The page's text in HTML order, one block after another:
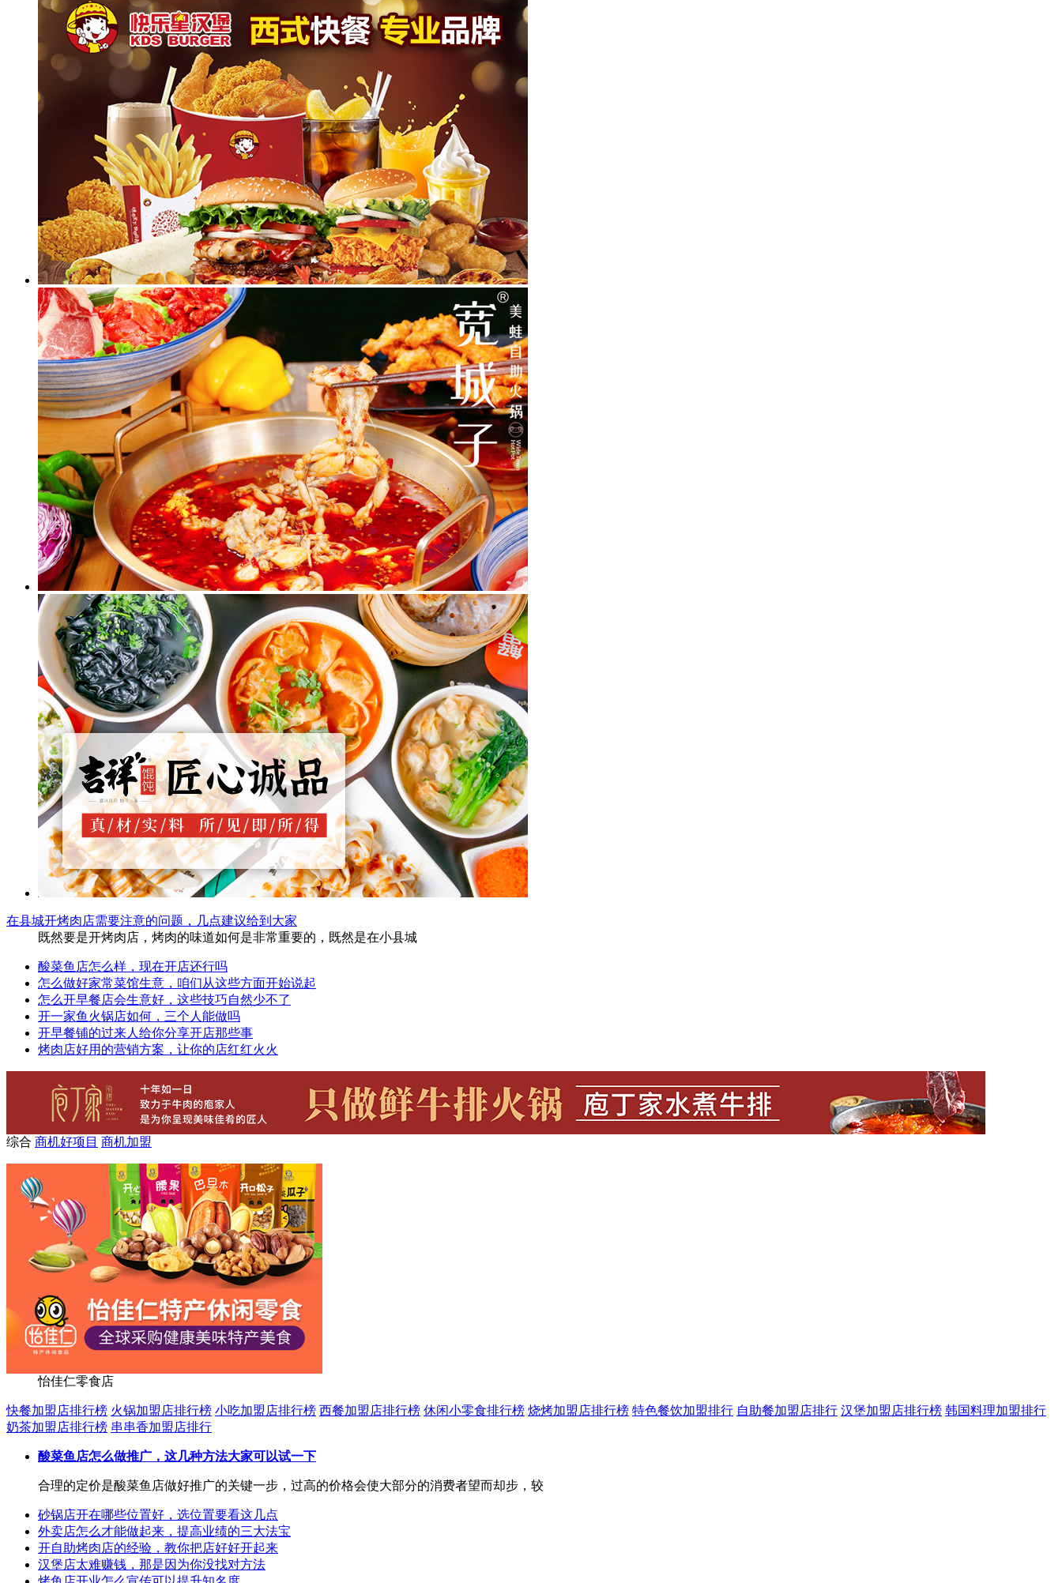
在县城开烤肉店需要注意的问题，几点建议给到大家
既然要是开烤肉店，烤肉的味道如何是非常重要的，既然是在小县城
酸菜鱼店怎么样，现在开店还行吗
怎么做好家常菜馆生意，咱们从这些方面开始说起
怎么开早餐店会生意好，这些技巧自然少不了
开一家鱼火锅店如何，三个人能做吗
开早餐铺的过来人给你分享开店那些事
烤肉店好用的营销方案，让你的店红红火火
综合 商机好项目 商机加盟
怡佳仁零食店
快餐加盟店排行榜 火锅加盟店排行榜 小吃加盟店排行榜 西餐加盟店排行榜 休闲小零食排行榜 烧烤加盟店排行榜 特色餐饮加盟排行 自助餐加盟店排行 汉堡加盟店排行榜 韩国料理加盟排行
奶茶加盟店排行榜 串串香加盟店排行
酸菜鱼店怎么做推广，这几种方法大家可以试一下
合理的定价是酸菜鱼店做好推广的关键一步，过高的价格会使大部分的消费者望而却步，较
砂锅店开在哪些位置好，选位置要看这几点
外卖店怎么才能做起来，提高业绩的三大法宝
开自助烤肉店的经验，教你把店好好开起来
汉堡店太难赚钱，那是因为你没找对方法